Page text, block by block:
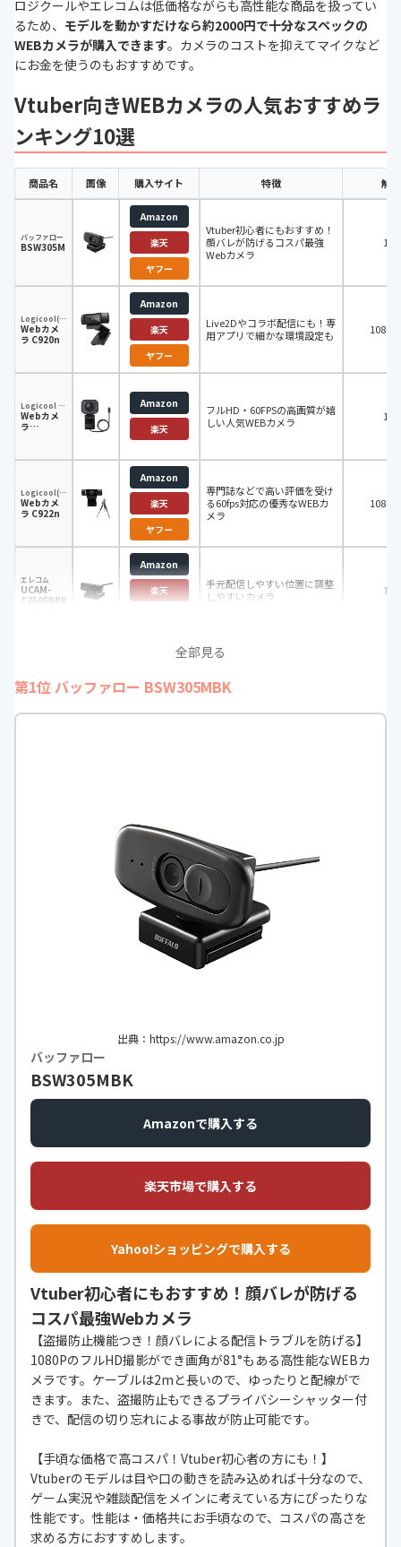
ロジクールやエレコムは低価格ながらも高性能な商品を扱ってい
るため、 モデルを動かすだけなら約2000円で十分なスペックの
WEBカメラが購入できます。カメラのコストを抑えてマイクなど
にお金を使うのもおすすめです。
Vtuber向きWEBカメラの人気おすすめラ
ンキング10選
商品名 画像 購入サイト 特徴 解
バッファロー
BSW305MBK
Amazon
楽天
ヤフー
Vtuber初心者にもおすすめ！
顔バレが防げるコスパ最強
Webカメラ
Logicool(ロジクール)
Webカメ
ラ C920n
Amazon
楽天
ヤフー
Live2Dやコラボ配信にも！専
用アプリで細かな環境設定も
Logicool For Creators(ロジクール フォー クリエーターズ)
Webカメ
ラ
Amazon
楽天
フルHD・60FPSの高画質が嬉
しい人気WEBカメラ
Logicool(ロジクール)
Webカメ
ラ C922n
Amazon
楽天
ヤフー
専門誌などで高い評価を受け
る60fps対応の優秀なWEBカ
メラ
エレコム
UCAM-
C750FBBK
Amazon
楽天
手元配信しやすい位置に調整
しやすいカメラ
全部見る
第1位 バッファロー BSW305MBK
出典：https://www.amazon.co.jp
バッファロー
BSW305MBK
Amazonで購入する
楽天市場で購入する
Yahoo!ショッピングで購入する
Vtuber初心者にもおすすめ！顔バレが防げる
コスパ最強Webカメラ
【盗撮防止機能つき！顔バレによる配信トラブルを防げる】
1080PのフルHD撮影ができ画角が81°もある高性能なWEBカ
メラです。ケーブルは2mと長いので、ゆったりと配線がで
きます。また、盗撮防止もできるプライバシーシャッター付
きで、配信の切り忘れによる事故が防止可能です。
【手頃な価格で高コスパ！Vtuber初心者の方にも！】
Vtuberのモデルは目や口の動きを読み込めれば十分なので、
ゲーム実況や雑談配信をメインに考えている方にぴったりな
性能です。性能は・価格共にお手頃なので、コスパの高さを
求める方におすすめします。